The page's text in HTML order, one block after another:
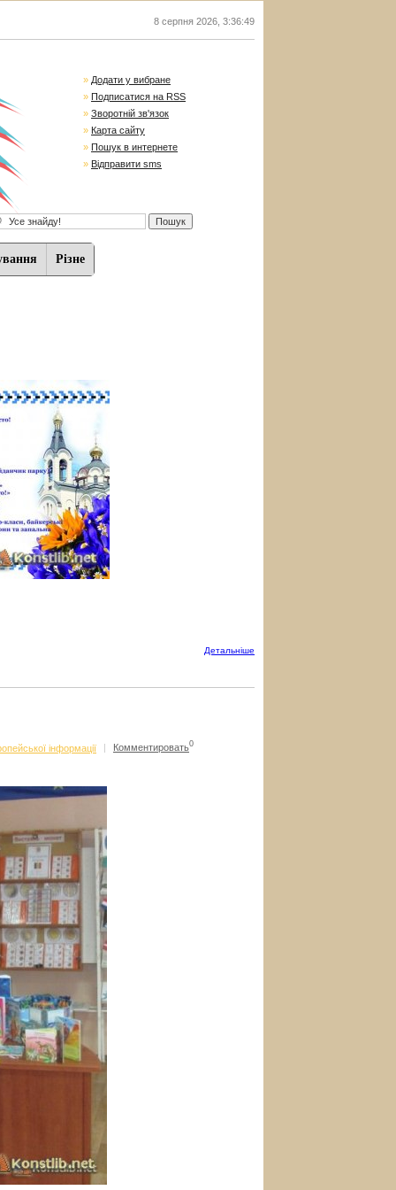
8 серпня 2026 3:36:50
» Додати у вибране
» Подписатися на RSS
» Зворотній зв'язок
» Карта сайту
» Пошук в интернете
» Відправити sms
Різне
Детальнiше
інформації Комментировать0